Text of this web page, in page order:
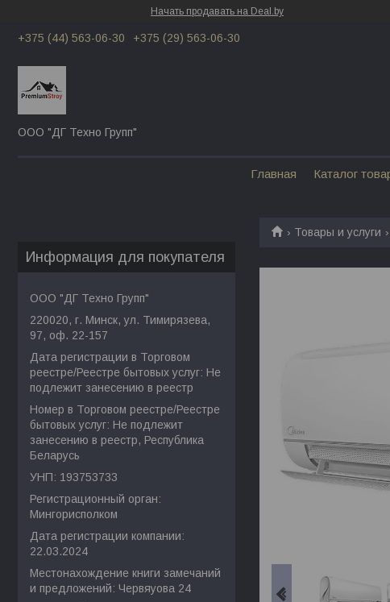
Начать продавать на Deal.by
+375 (44) 563-06-30 +375 (29) 563-06-30
ООО "ДГ Техно Групп"
Главная Каталог
Товары и услуги
Информация для покупателя
ООО "ДГ Техно Групп"
220020, г. Минск, ул. Тимирязева,
97, оф. 22-157
Дата регистрации в Торговом
реестре/Реестре бытовых услуг: Не
подлежит занесению в реестр
Номер в Торговом реестре/Реестре
бытовых услуг: Не подлежит
занесению в реестр, Республика
Беларусь
УНП: 193753733
Регистрационный орган:
Мингорисполком
Дата регистрации компании:
22.03.2024
Местонахождение книги замечаний
и предложений: Червяуова 24